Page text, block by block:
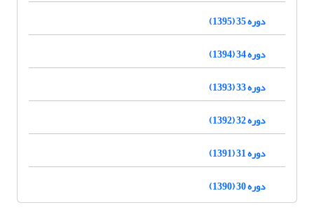
دوره 35 (1395)
دوره 34 (1394)
دوره 33 (1393)
دوره 32 (1392)
دوره 31 (1391)
دوره 30 (1390)